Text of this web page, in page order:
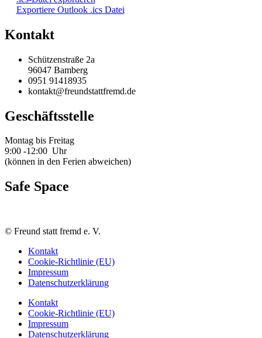
Exportiere Outlook .ics Datei
Kontakt
Schützenstraße 2a
96047 Bamberg
0951 91418935
kontakt@freundstattfremd.de
Geschäftsstelle
Montag bis Freitag
9:00 -12:00 Uhr
(können in den Ferien abweichen)
Safe Space
© Freund statt fremd e. V.
Kontakt
Cookie-Richtlinie (EU)
Impressum
Datenschutzerklärung
Kontakt
Cookie-Richtlinie (EU)
Impressum
Datenschutzerklärung